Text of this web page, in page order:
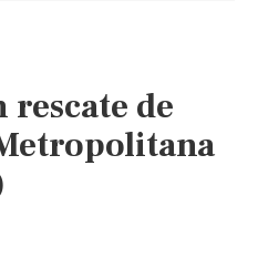
rescate de